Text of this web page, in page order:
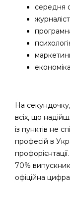
середня
На
всіх, що
із пунктів не
професій в
70%
офіційна